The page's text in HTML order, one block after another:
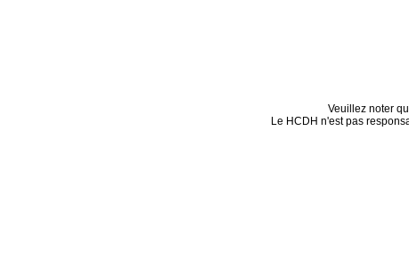
Veuillez noter
Le HCDH n'est pas